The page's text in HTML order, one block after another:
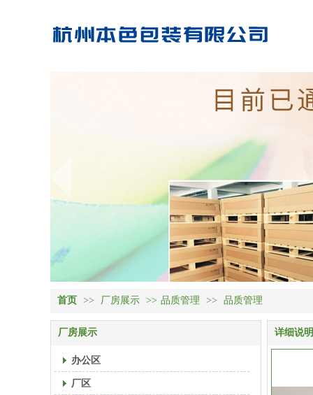
首页 >> 厂房展示 >> 品质管理 >> 品质管理
厂房展示
办公区
厂区
详细说明